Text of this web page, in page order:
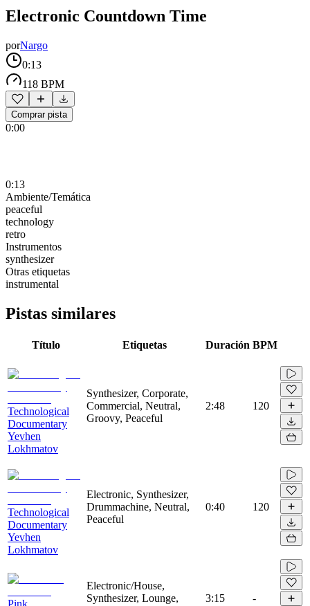
Electronic Countdown Time
porNargo
0:13
118 BPM
Comprar pista
0:00
0:13
Ambiente/Temática
peaceful
technology
retro
Instrumentos
synthesizer
Otras etiquetas
instrumental
Pistas similares
Título Etiquetas Duración BPM
Technological
Documentary
Yevhen
Lokhmatov
Synthesizer, Corporate,
Commercial, Neutral,
Groovy, Peaceful
2:48 120
Technological
Documentary
Yevhen
Lokhmatov
Electronic, Synthesizer,
Drummachine, Neutral,
Peaceful
0:40 120
Pink
Electronic/House,
Synthesizer, Lounge,
3:15 -